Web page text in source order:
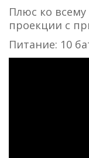
Плюс ко
проекции с
Питание: 10